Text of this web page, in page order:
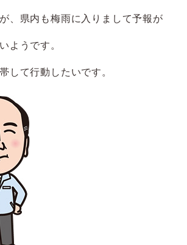
、県内も梅雨に入りまして予報が
ようです。
して行動したいです。